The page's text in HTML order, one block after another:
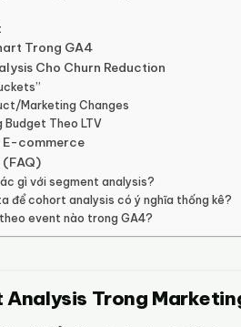
Trong GA4
Cho Churn Reduction
Marketing Changes
Budget Theo LTV
E-commerce
(FAQ)
gì với segment analysis?
để cohort analysis có ý nghĩa thống kê?
event nào trong GA4?
Analysis Trong